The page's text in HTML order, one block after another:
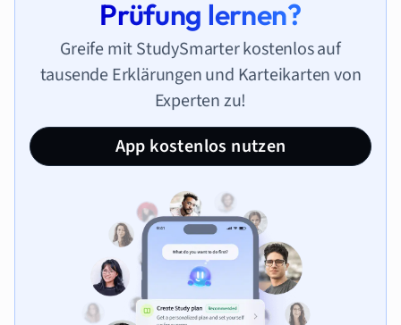
Prüfung lernen?
Greife mit StudySmarter kostenlos auf
tausende Erklärungen und Karteikarten von
Experten zu!
App kostenlos nutzen